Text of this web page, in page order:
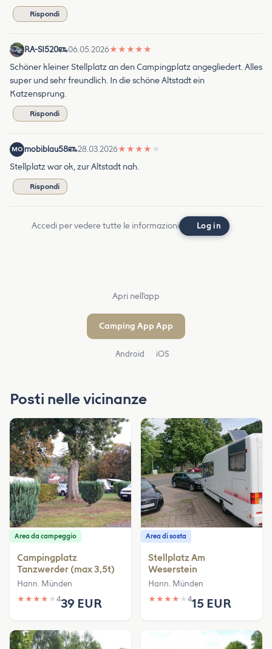
Rispondi
RA-SI520 06.05.2026★ ★ ★ ★ ★
Schöner kleiner Stellplatz an den Campingplatz angegliedert. Alles
super und sehr freundlich. In die schöne Altstadt ein
Katzensprung.
Rispondi
MO mobiblau58 28.03.2026★ ★ ★ ★ ★
Stellplatz war ok, zur Altstadt nah.
Rispondi
Accedi per vedere tutte le informazioni Log in
Apri nell'app
Camping App App
Android iOS
Posti nelle vicinanze
Area da campeggio
Campingplatz
Tanzwerder (max 3,5t)
Hann. Münden
★ ★ ★ ★ ★ 439 EUR
Area di sosta
Stellplatz Am
Weserstein
Hann. Münden
★ ★ ★ ★ ★ 415 EUR